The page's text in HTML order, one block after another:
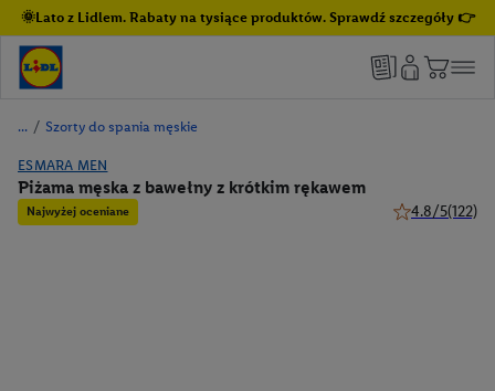
🌞Lato z Lidlem. Rabaty na tysiące produktów. Sprawdź szczegóły 👉
/ Szorty do spania męskie
ESMARA MEN
Piżama męska z bawełny z krótkim rękawem
Najwyżej oceniane 4.8/5(122)